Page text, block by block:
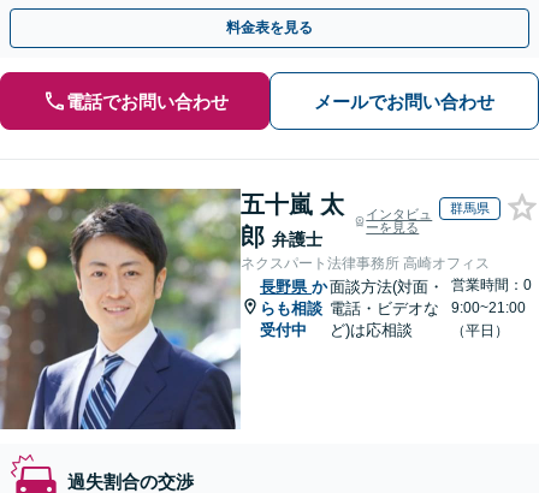
ぐ相談！
料金表を見る
電話でお問い合わせ メールでお問い合わせ
五十嵐 太
郎 弁護士
インタビュ
ーを見る
群馬県
ネクスパート法律事務所 高崎オフィス
長野県 か
らも相談
受付中
面談方法(対面・
電話・ビデオな
ど)は応相談
営業時間：0
9:00~21:00
（平日）
過失割合の交渉